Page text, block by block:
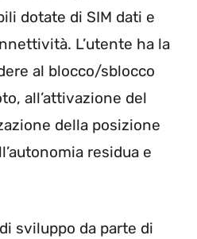
dotate di SIM dati e
L’utente ha la
al blocco/sblocco
all’attivazione del
della posizione
residua e
sviluppo da parte di